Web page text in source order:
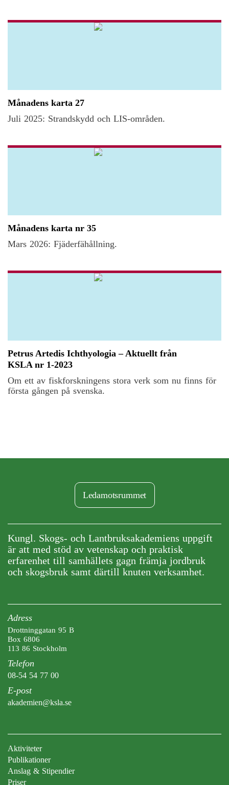
Månadens karta 27
Juli 2025: Strandskydd och LIS-områden.
Månadens karta nr 35
Mars 2026: Fjäderfähållning.
Petrus Artedis Ichthyologia – Aktuellt från
KSLA nr 1-2023
Om ett av fiskforskningens stora verk som nu finns för
första gången på svenska.
Ledamotsrummet
Kungl. Skogs- och Lantbruksakademiens uppgift
är att med stöd av vetenskap och praktisk
erfarenhet till samhällets gagn främja jordbruk
och skogsbruk samt därtill knuten verksamhet.
Adress
Drottninggatan 95 B
Box 6806
113 86 Stockholm
Telefon
08-54 54 77 00
E-post
akademien@ksla.se
Aktiviteter
Publikationer
Anslag & Stipendier
Priser